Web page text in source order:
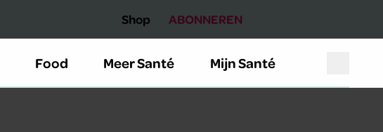
Shop ABONNEREN
Food Meer Santé Mijn Santé